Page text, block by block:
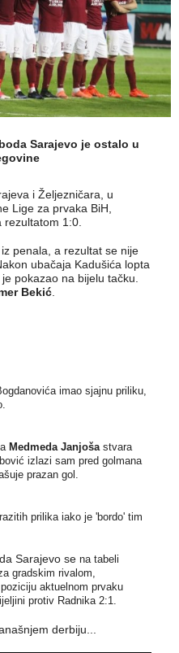
Sarajevo je ostalo u
i Željezničara, u
Lige za prvaka BiH,
1:0.
penala, a rezultat se nije
ubačaja Kadušića lopta
pokazao na bijelu tačku.
Bekić
imao sjajnu priliku,
Medmeda Janjoša stvara
izlazi sam pred golmana
prazan gol.
prilika iako je 'bordo' tim
Sarajevo se na tabeli
gradskim rivalom,
aktuelnom prvaku
protiv Radnika 2:1.
derbiju...